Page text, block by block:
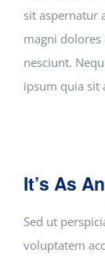
sit aspernatur
magni
nesciunt.
ipsum quia sit
It’s As
Sed ut
voluptatem